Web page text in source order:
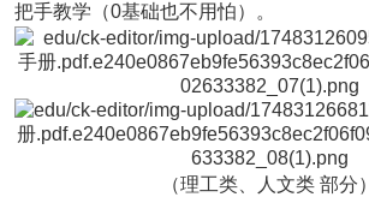
把手教学（0基础也不用怕）。
（理工类、人文类 部分）